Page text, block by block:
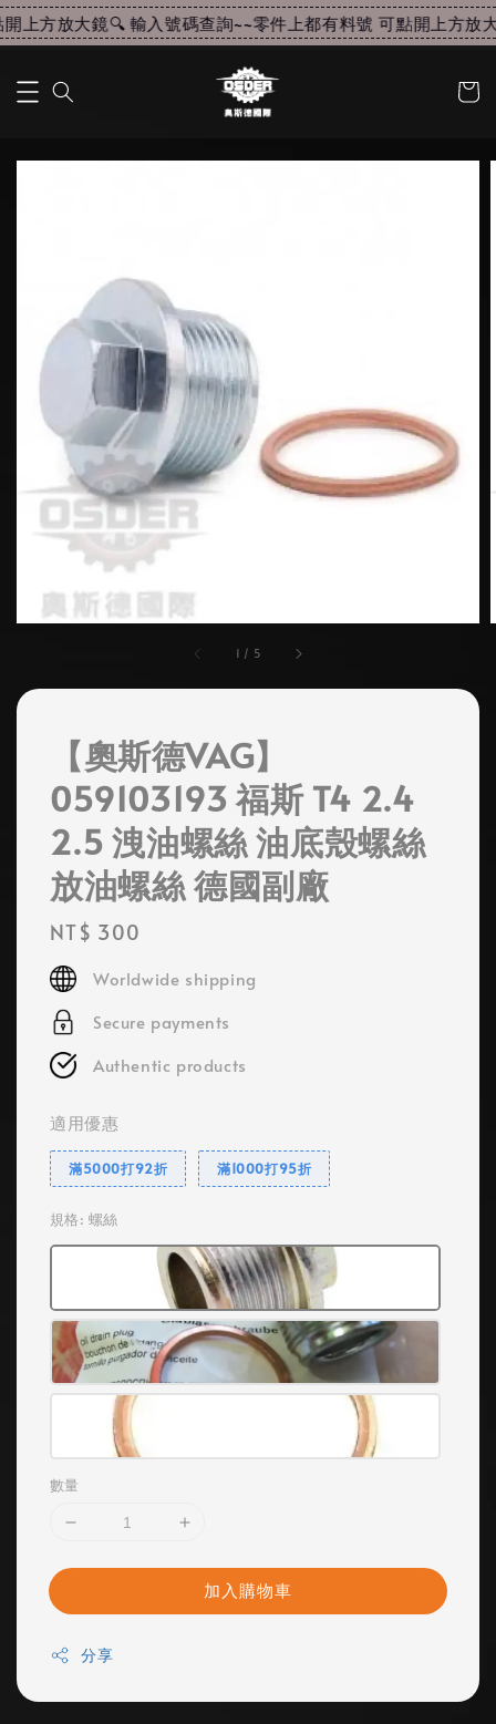
上方放大鏡🔍 輸入號碼查詢~~零件上都有料號 可點開上方放
1 / 5
【奧斯德VAG】
059103193 福斯 T4 2.4
2.5 洩油螺絲 油底殼螺絲
放油螺絲 德國副廠
Regular
price
NT$ 300
Worldwide shipping
Secure payments
Authentic products
適用優惠
滿5000打92折 滿1000打95折
規格: 螺絲
數量
加入購物車
分享